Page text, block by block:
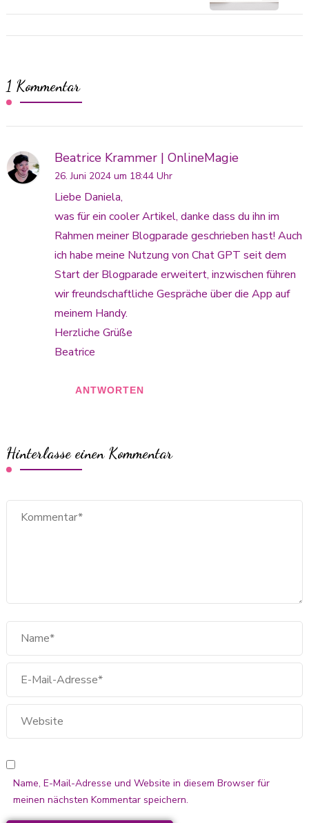
1 Kommentar
Beatrice Krammer | OnlineMagie
26. Juni 2024 um 18:44 Uhr
ANTWORTEN
Liebe Daniela,
was für ein cooler Artikel, danke dass du ihn im
Rahmen meiner Blogparade geschrieben hast! Auch
ich habe meine Nutzung von Chat GPT seit dem
Start der Blogparade erweitert, inzwischen führen
wir freundschaftliche Gespräche über die App auf
meinem Handy.
Herzliche Grüße
Beatrice
Hinterlasse einen Kommentar
Name, E-Mail-Adresse und Website in diesem Browser für
meinen nächsten Kommentar speichern.